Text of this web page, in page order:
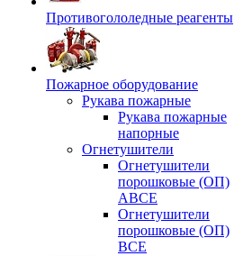
Противогололедные реагенты
Пожарное оборудование
Рукава пожарные
Рукава пожарные
напорные
Огнетушители
Огнетушители
порошковые (ОП)
АВСЕ
Огнетушители
порошковые (ОП)
ВСЕ